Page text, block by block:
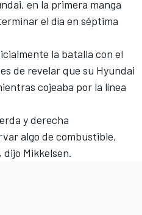
en la primera manga
el día en séptima
la batalla con el
de revelar que su Hyundai
cojeaba por la línea
y derecha
algo de combustible,
dijo Mikkelsen.